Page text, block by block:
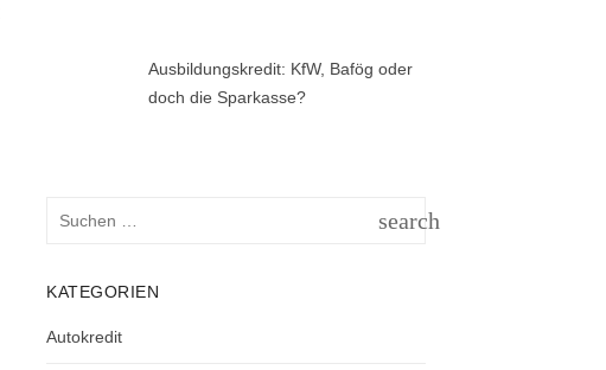
Ausbildungskredit: KfW, Bafög oder
doch die Sparkasse?
search
KATEGORIEN
Autokredit